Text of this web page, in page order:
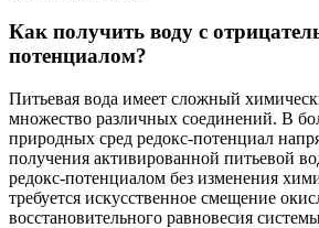
Как получить воду с
потенциалом?
Питьевая вода имеет сложный
множество различных соединений. В
природных сред редокс-потенциал
получения активированной питьевой
редокс-потенциалом без изменения
требуется искусственное смещение
восстановительного равновесия